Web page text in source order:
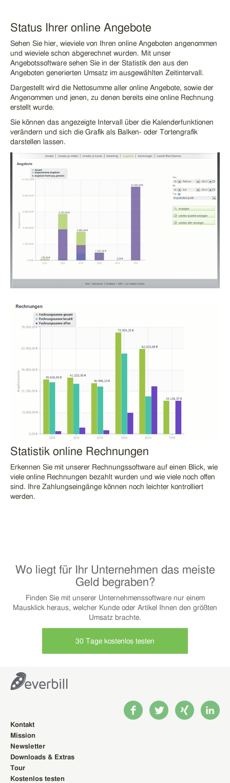
Status Ihrer online Angebote
Sehen Sie hier, wieviele von Ihren online Angeboten angenommen
und wieviele schon abgerechnet wurden. Mit unser
Angebotssoftware sehen Sie in der Statistik den aus den
Angeboten generierten Umsatz im ausgewählten Zeitintervall.
Dargestellt wird die Nettosumme aller online Angebote, sowie der
Angenommen und jenen, zu denen bereits eine online Rechnung
erstellt wurde.
Sie können das angezeigte Intervall über die Kalenderfunktionen
verändern und sich die Grafik als Balken- oder Tortengrafik
darstellen lassen.
Statistik online Rechnungen
Erkennen Sie mit unserer Rechnungssoftware auf einen Blick, wie
viele online Rechnungen bezahlt wurden und wie viele noch offen
sind. Ihre Zahlungseingänge können noch leichter kontrolliert
werden.
Wo liegt für Ihr Unternehmen das meiste
Geld begraben?
Finden Sie mit unserer Unternehmenssoftware nur einem
Mausklick heraus, welcher Kunde oder Artikel Ihnen den größten
Umsatz brachte.
30 Tage kostenlos testen
Kontakt
Mission
Newsletter
Downloads & Extras
Tour
Kostenlos testen